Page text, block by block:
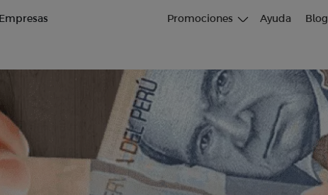
Empresas Promociones Ayuda Blog